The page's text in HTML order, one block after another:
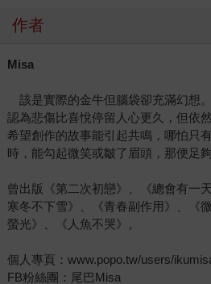
作者
Misa
該是實際的金牛但腦袋卻充滿幻想
認為悲傷比喜悅停留人心更久，但依
希望創作的故事能引起共鳴，哪怕只
時，能勾起微笑或皺了眉頭，那便足夠
曾出版《第二次初戀》、《總會有一
寒冬不下雪》、《青春副作用》、《
螢光》、《人魚不哭》。
個人專頁：www.popo.tw/users/
FB粉絲團：尾巴Misa